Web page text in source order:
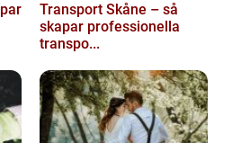
Transport Skåne – så
skapar professionella
transpo...